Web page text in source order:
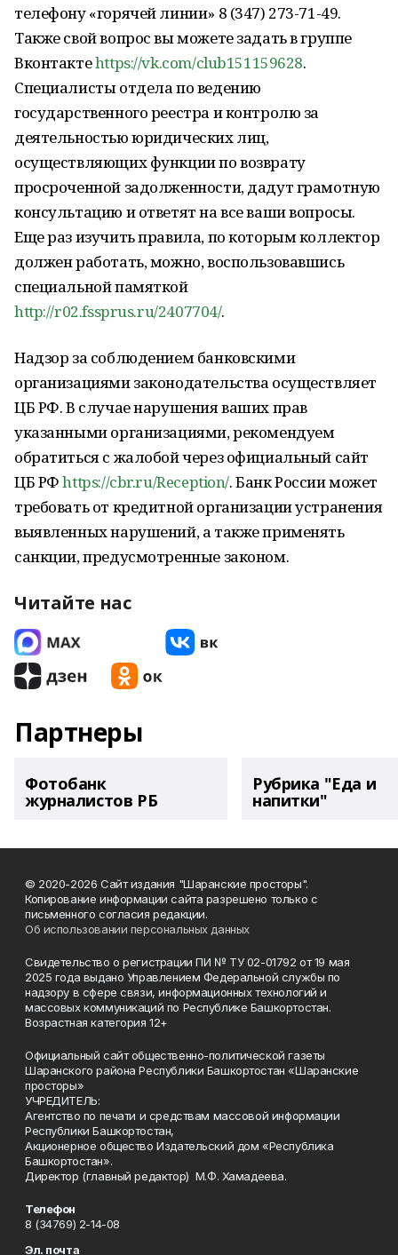
телефону «горячей линии» 8 (347) 273-71-49.
Также свой вопрос вы можете задать в группе
Вконтактеhttps://vk.com/club151159628.
Специалисты отдела по ведению
государственного реестра и контролю за
деятельностью юридических лиц,
осуществляющих функции по возврату
просроченной задолженности, дадут грамотную
консультацию и ответят на все ваши вопросы.
Еще раз изучить правила, по которым коллектор
должен работать, можно, воспользовавшись
специальной памяткой
http://r02.fssprus.ru/2407704/.
Надзор за соблюдением банковскими
организациями законодательства осуществляет
ЦБ РФ. В случае нарушения ваших прав
указанными организациями, рекомендуем
обратиться с жалобой через официальный сайт
ЦБ РФhttps://cbr.ru/Reception/. Банк России может
требовать от кредитной организации устранения
выявленных нарушений, а также применять
санкции, предусмотренные законом.
Читайте нас
Партнеры
Фотобанк
журналистов РБ
Рубрика "Еда и
напитки"
© 2020-2026 Сайт издания "Шаранские просторы".
Копирование информации сайта разрешено только с
письменного согласия редакции.
Об использовании персональных данных
Свидетельство о регистрации ПИ № ТУ 02-01792 от 19 мая
2025 года выдано Управлением Федеральной службы по
надзору в сфере связи, информационных технологий и
массовых коммуникаций по Республике Башкортостан.
Возрастная категория 12+
Официальный сайт общественно-политической газеты
Шаранского района Республики Башкортостан «Шаранские
просторы»
УЧРЕДИТЕЛЬ:
Агентство по печати и средствам массовой информации
Республики Башкортостан,
Акционерное общество Издательский дом «Республика
Башкортостан».
Директор (главный редактор) М.Ф. Хамадеева.
Телефон
8 (34769) 2-14-08
Эл. почта